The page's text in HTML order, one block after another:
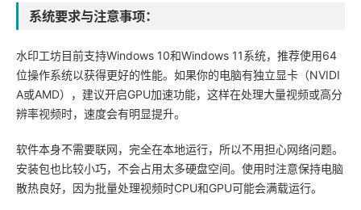
系统要求与注意事项：
水印工坊目前支持Windows 10和Windows 11系统，推荐使用64
位操作系统以获得更好的性能。如果你的电脑有独立显卡（NVIDI
A或AMD），建议开启GPU加速功能，这样在处理大量视频或高分
辨率视频时，速度会有明显提升。
软件本身不需要联网，完全在本地运行，所以不用担心网络问题。
安装包也比较小巧，不会占用太多硬盘空间。使用时注意保持电脑
散热良好，因为批量处理视频时CPU和GPU可能会满载运行。